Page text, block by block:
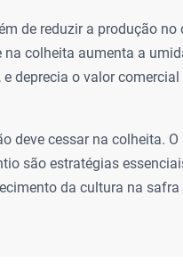
de reduzir a produção no
colheita aumenta a
deprecia o valor
deve cessar na colheita.
são estratégias
da cultura na safra